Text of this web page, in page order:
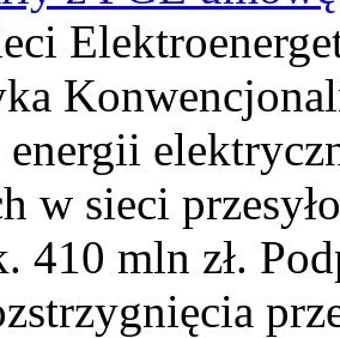
energii
w sieci
410 mln zł.